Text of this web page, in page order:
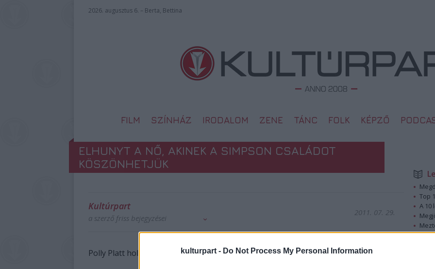
kulturpart - Do Not Process My Personal Information
2026. augusztus 6. – Berta, Bettina
FILM SZÍNHÁZ IRODALOM ZENE TÁNC FOLK KÉPZŐ
ELHUNYT A NŐ, AKINEK A SIMPSON CSALÁDOT
KÖSZÖNHETJÜK
Kultúrpart
a szerző friss bejegyzései
2011. 07. 29.
Polly Platt hollywoodi producer, 72 éves korában New Yorkban hunyt el.
Top
A 10
A
A